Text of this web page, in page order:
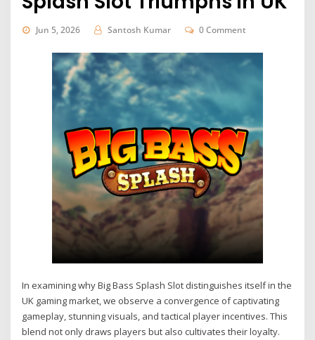
Jun 5, 2026 Santosh Kumar 0 Comment
In examining why Big Bass Splash Slot distinguishes itself in the
UK gaming market, we observe a convergence of captivating
gameplay, stunning visuals, and tactical player incentives. This
blend not only draws players but also cultivates their loyalty.